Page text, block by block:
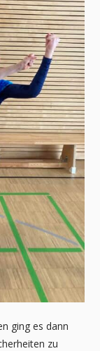
ging es dann
zu